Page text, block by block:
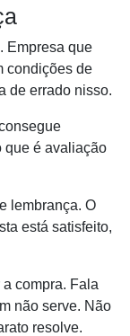
Empresa que
condições de
de errado nisso.
que é avaliação
lembrança. O
está satisfeito,
compra. Fala
não serve. Não
resolve.